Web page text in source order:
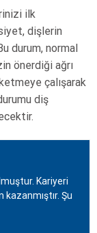
ilk
dişlerin
durum, normal
önerdiği ağrı
çalışarak
diş
Kariyeri
Şu